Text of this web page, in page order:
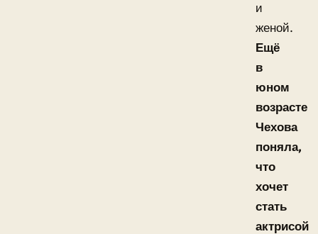
и
женой.
Ещё
в
юном
возрасте
Чехова
поняла,
что
хочет
стать
актрисой